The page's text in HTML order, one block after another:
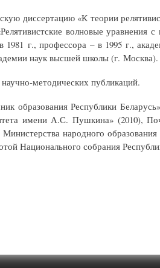
диссертацию «К теории
волновые уравнения
1981 г., профессора – в 1995 г.,
наук высшей школы (г. Москва).
методических публикаций.
образования Республики
имени А.С. Пушкина» (2010),
Министерства народного
Национального собрания